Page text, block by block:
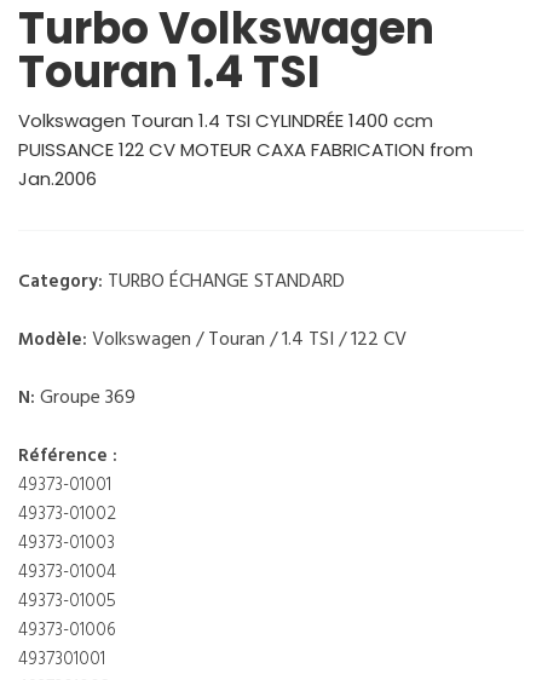
Turbo Volkswagen
Touran 1.4 TSI
Volkswagen Touran 1.4 TSI CYLINDRÉE 1400 ccm
PUISSANCE 122 CV MOTEUR CAXA FABRICATION from
Jan.2006
Category: TURBO ÉCHANGE STANDARD
Modèle: Volkswagen / Touran / 1.4 TSI / 122 CV
N: Groupe 369
Référence :
49373-01001
49373-01002
49373-01003
49373-01004
49373-01005
49373-01006
4937301001